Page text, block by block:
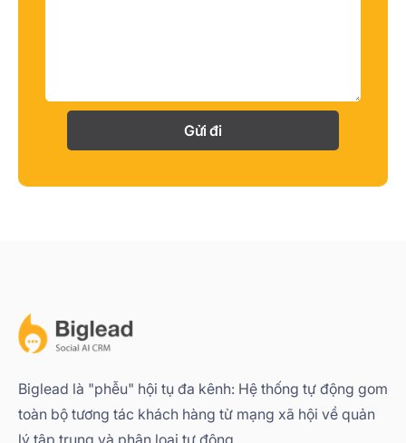
Gửi đi
Biglead là "phễu" hội tụ đa kênh: Hệ thống tự động gom
toàn bộ tương tác khách hàng từ mạng xã hội về quản
lý tập trung và phân loại tự động.